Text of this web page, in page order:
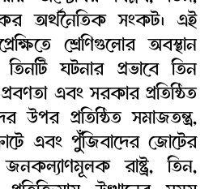
অর্থনৈতিক সংকট। এই
শ্রেণিগুলোর অবস্থান
তিনটি ঘটনার প্রভাবে তিন
এবং সরকার প্রতিষ্ঠিত
উপর প্রতিষ্ঠিত সমাজতন্ত্র,
এবং পুঁজিবাদের জোটের
রাষ্ট্র, তিন,